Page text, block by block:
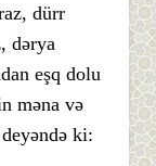
dürr
dərya
eşq dolu
məna və
ki: